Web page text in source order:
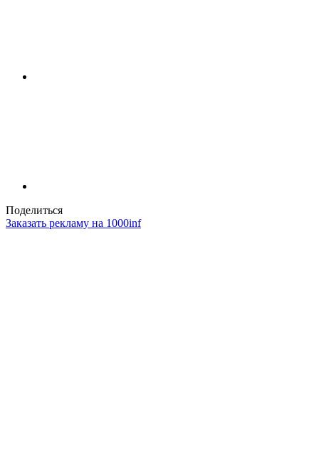
Поделиться
Заказать рекламу на 1000inf